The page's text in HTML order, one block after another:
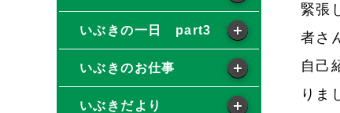
緊張
者さ
自己
りま
いぶきの一日 part3
いぶきのお仕事
いぶきだより